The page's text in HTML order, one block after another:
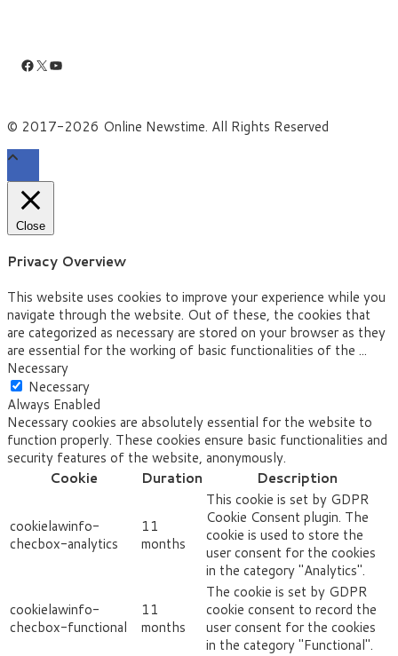
Facebook
X YouTube
© 2017-2026 Online Newstime. All Rights Reserved
Close
Privacy Overview
This website uses cookies to improve your experience while you
navigate through the website. Out of these, the cookies that
are categorized as necessary are stored on your browser as they
are essential for the working of basic functionalities of the ...
Necessary
Necessary
Always Enabled
Necessary cookies are absolutely essential for the website to
function properly. These cookies ensure basic functionalities and
security features of the website, anonymously.
Cookie
Duration Description
cookielawinfo-
checbox-analytics
11
months
This cookie is set by GDPR
Cookie Consent plugin. The
cookie is used to store the
user consent for the cookies
in the category "Analytics".
cookielawinfo-
checbox-functional
11
months
The cookie is set by GDPR
cookie consent to record the
user consent for the cookies
in the category "Functional".